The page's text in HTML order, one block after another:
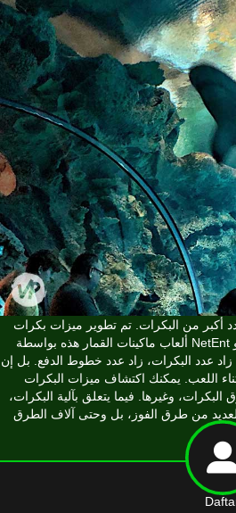
أكبر من البكرات. تم تطوير ميزات بكرات
ألعاب ماكينات القمار هذه بواسطة NetEnt وReelPlay على التوالي، وتعمل بشكل
زاد عدد البكرات، زاد عدد خطوط الدفع. بل إن
اللعب. يمكنك اكتشاف ميزات البكرات
البكرات، وغيرها. فيما يتعلق بآلية البكرات،